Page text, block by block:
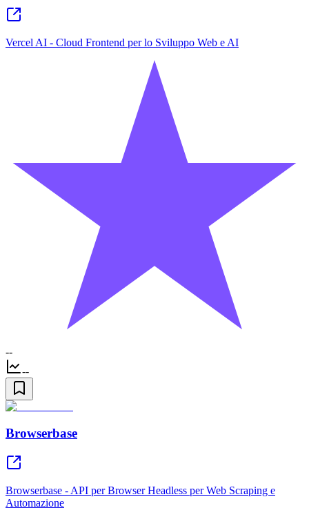
Vercel AI - Cloud Frontend per lo Sviluppo Web e AI
--
--
Browserbase
Browserbase - API per Browser Headless per Web Scraping e
Automazione